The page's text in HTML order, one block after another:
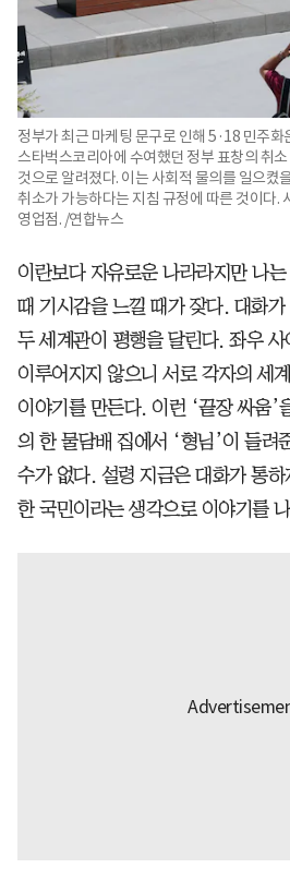
정부가 최근 마케팅 문구로 인해 5·18 민주화
스타벅스코리아에 수여했던 정부 표창의 취
것으로 알려졌다. 이는 사회적 물의를 일으켰
취소가 가능하다는 지침 규정에 따른 것이다.
영업점. /연합뉴스
이란보다 자유로운 나라라지만 나
때 기시감을 느낄 때가 잦다. 대화
두 세계관이 평행을 달린다. 좌우 사
이루어지지 않으니 서로 각자의 세
이야기를 만든다. 이런 ‘끝장 싸움’
의 한 물담배 집에서 ‘형님’이 들려
수가 없다. 설령 지금은 대화가 통
한 국민이라는 생각으로 이야기를